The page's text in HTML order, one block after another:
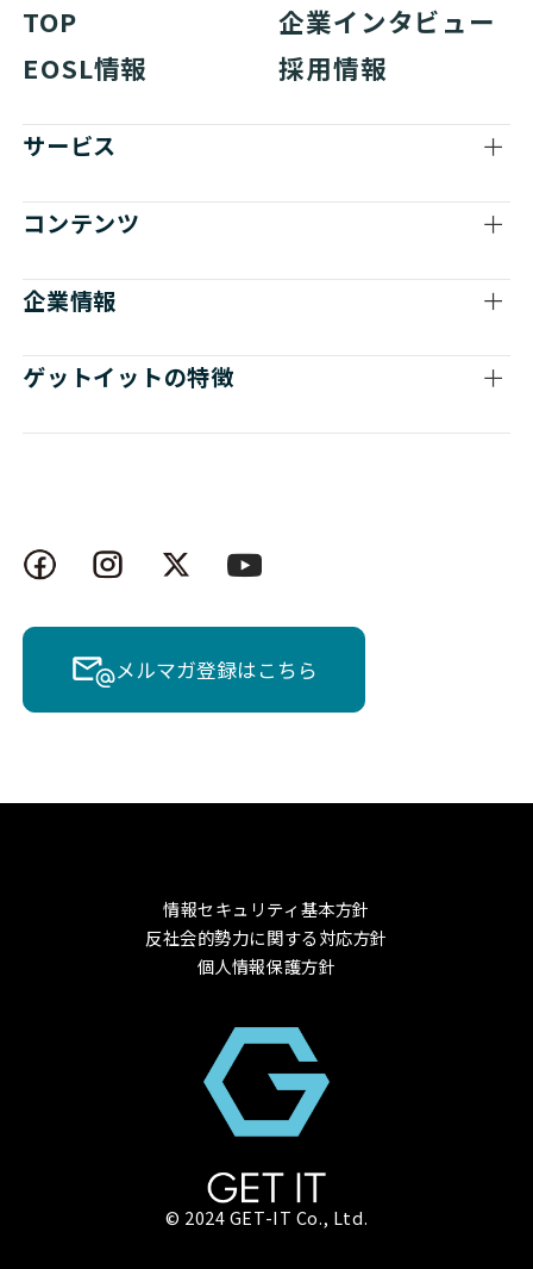
TOP
企業インタビュー
EOSL情報
採用情報
サービス
コンテンツ
企業情報
ゲットイットの特徴
メルマガ登録はこちら
情報セキュリティ基本方針
反社会的勢力に関する対応方針
個人情報保護方針
© 2024 GET-IT Co., Ltd.